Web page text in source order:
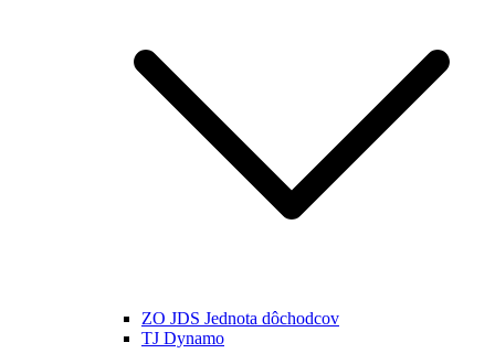
ZO JDS Jednota dôchodcov
TJ Dynamo